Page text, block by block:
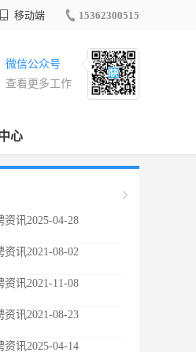
移动端 15362300515
微信公众号
查看更多工作
心
资讯2025-04-28
资讯2021-08-02
资讯2021-11-08
资讯2021-08-23
资讯2025-04-14